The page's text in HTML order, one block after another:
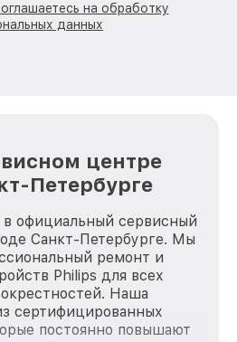
на обработку
данных
центре
Петербурге
официальный сервисный
Санкт-Петербурге. Мы
ремонт и
Philips для всех
Наша
сертифицированных
постоянно повышают